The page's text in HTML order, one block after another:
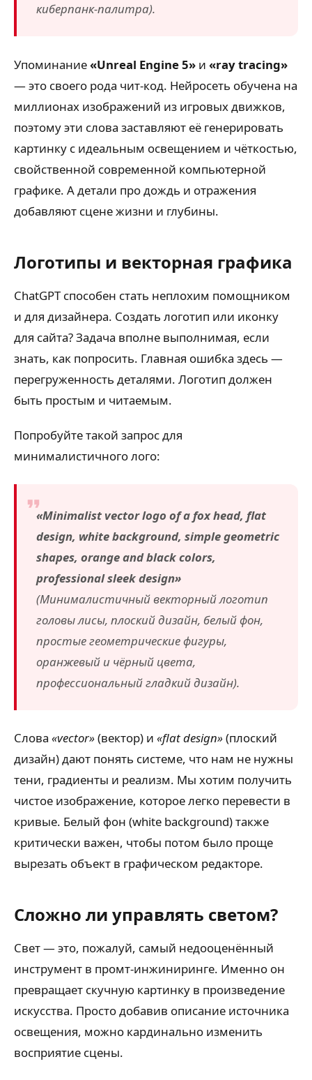
киберпанк-палитра).
Упоминание«Unreal Engine 5» и «ray tracing»
— это своего рода чит-код. Нейросеть обучена на
миллионах изображений из игровых движков,
поэтому эти слова заставляют её генерировать
картинку с идеальным освещением и чёткостью,
свойственной современной компьютерной
графике. А детали про дождь и отражения
добавляют сцене жизни и глубины.
Логотипы и векторная графика
ChatGPT способен стать неплохим помощником
и для дизайнера. Создать логотип или иконку
для сайта? Задача вполне выполнимая, если
знать, как попросить. Главная ошибка здесь —
перегруженность деталями. Логотип должен
быть простым и читаемым.
Попробуйте такой запрос для
минималистичного лого:
«Minimalist vector logo of a fox head, flat
design, white background, simple geometric
shapes, orange and black colors,
professional sleek design»
(Минималистичный векторный логотип
головы лисы, плоский дизайн, белый фон,
простые геометрические фигуры,
оранжевый и чёрный цвета,
профессиональный гладкий дизайн).
Слова «vector»(вектор) и «flat design»(плоский
дизайн) дают понять системе, что нам не нужны
тени, градиенты и реализм. Мы хотим получить
чистое изображение, которое легко перевести в
кривые. Белый фон (white background) также
критически важен, чтобы потом было проще
вырезать объект в графическом редакторе.
Сложно ли управлять светом?
Свет — это, пожалуй, самый недооценённый
инструмент в промт-инжиниринге. Именно он
превращает скучную картинку в произведение
искусства. Просто добавив описание источника
освещения, можно кардинально изменить
восприятие сцены.